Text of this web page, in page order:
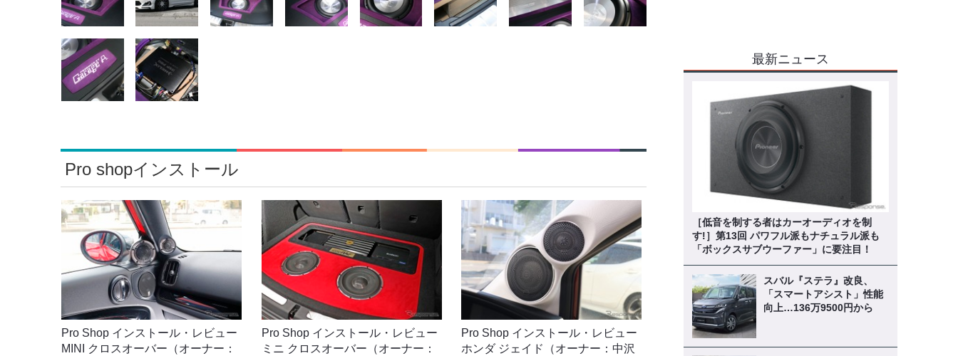
Pro shopインストール
Pro Shop インストール・レビュー
MINI クロスオーバー（オーナー：
Pro Shop インストール・レビュー
ミニ クロスオーバー（オーナー：
Pro Shop インストール・レビュー
ホンダ ジェイド（オーナー：中沢
最新ニュース
［低音を制する者はカーオーディオを制
す!］第13回 パワフル派もナチュラル派も
「ボックスサブウーファー」に要注目！
スバル『ステラ』改良、
「スマートアシスト」性能
向上…136万9500円から